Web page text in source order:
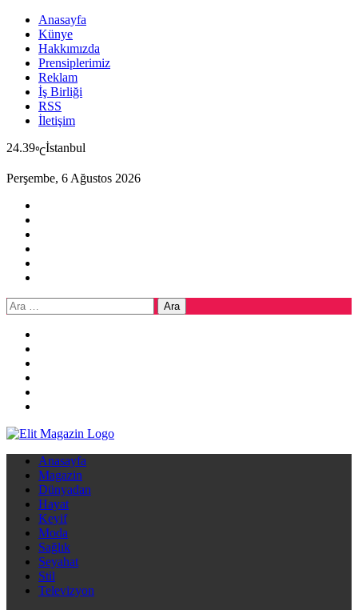
Anasayfa
Künye
Hakkımızda
Prensiplerimiz
Reklam
İş Birliği
RSS
İletişim
24.39℃İstanbul
Perşembe, 6 Ağustos 2026
Arama:
Elit Magazin – Magazin Haber, En Son Magazin Haberleri, Haberler,
Televizyon, Sağlık, Moda Haberleri
Anasayfa
Magazin
Dünyadan
Hayat
Keyif
Moda
Sağlık
Seyahat
Stil
Televizyon